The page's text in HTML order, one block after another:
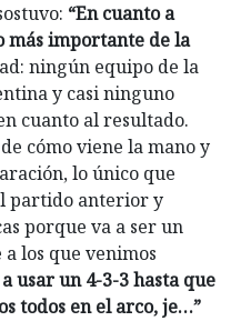
“En cuanto a
más importante de la
ningún equipo de la
y casi ninguno
cuanto al resultado.
cómo viene la mano y
lo único que
partido anterior y
porque va a ser un
los que venimos
usar un 4-3-3 hasta que
todos en el arco, je…”